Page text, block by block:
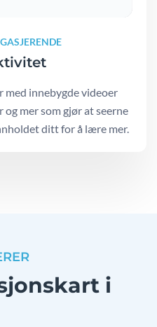
innebygde videoer
mer som gjør at seerne
ditt for å lære mer.
i